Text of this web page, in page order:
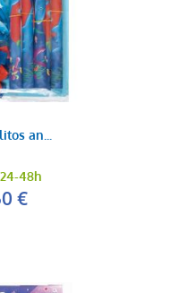
CARRITO
an...
48h
€